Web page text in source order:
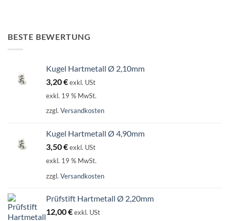
BESTE BEWERTUNG
Kugel Hartmetall Ø 2,10mm
3,20€exkl. USt
exkl. 19 % MwSt.
zzgl. Versandkosten
Kugel Hartmetall Ø 4,90mm
3,50€exkl. USt
exkl. 19 % MwSt.
zzgl. Versandkosten
Prüfstift Hartmetall Ø 2,20mm
12,00€exkl. USt